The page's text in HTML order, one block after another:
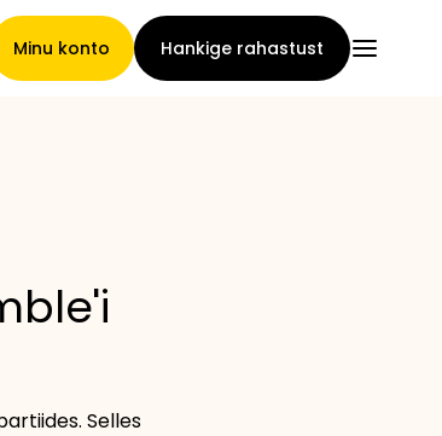
Minu konto Hankige rahastust
loovutamise
Selles